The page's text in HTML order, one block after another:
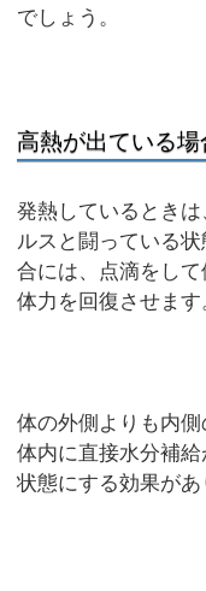
でしょう。
高熱が出ている場
発熱しているとき
ルスと闘っている
合には、点滴をして
体力を回復させます
体の外側よりも内側
体内に直接水分補
状態にする効果があ